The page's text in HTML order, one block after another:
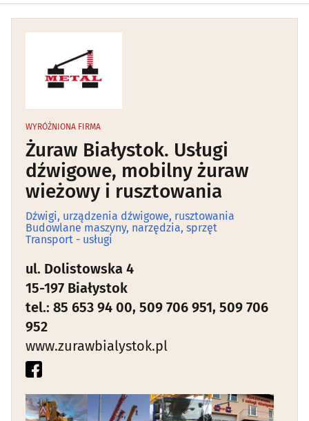
Parkingi(1)
Przeprowadzki(15)
Przesyłki kurierskie
Samochody, kierowcy - wynajem
Spedycja (23)
Taxi(8)
Transport - usługi(122)
WYRÓŻNIONA FIRMA
Żuraw Białystok. Usługi
dźwigowe, mobilny żuraw
wieżowy i rusztowania
Dźwigi, urządzenia dźwigowe, rusztowania
Budowlane maszyny, narzędzia, sprzęt
Transport - usługi
ul. Dolistowska 4
15-197 Białystok
tel.: 85 653 94 00, 509 706 951, 509 706
952
www.zurawbialystok.pl